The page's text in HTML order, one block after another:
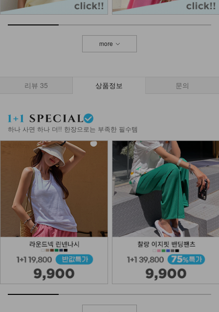
more
리뷰 35 상품정보 문의
하나 사면 하나 더!! 한장으로는 부족한 필수템